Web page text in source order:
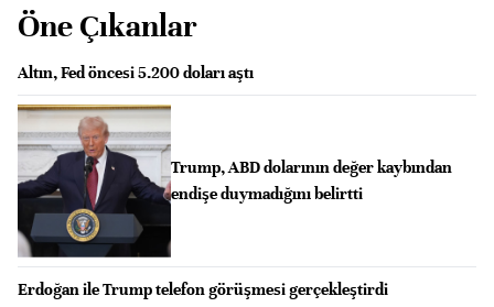
Öne Çıkanlar
Altın, Fed öncesi 5.200 doları aştı
Trump, ABD dolarının değer kaybından
endişe duymadığını belirtti
Erdoğan ile Trump telefon görüşmesi gerçekleştirdi